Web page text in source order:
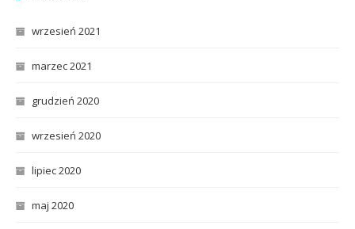
wrzesień 2021
marzec 2021
grudzień 2020
wrzesień 2020
lipiec 2020
maj 2020